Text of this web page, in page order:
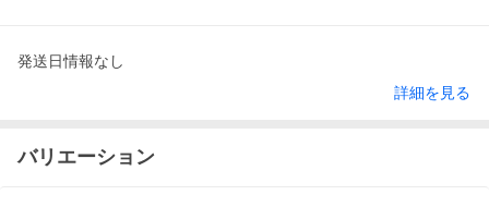
発送日情報なし
詳細を見る
バリエーション